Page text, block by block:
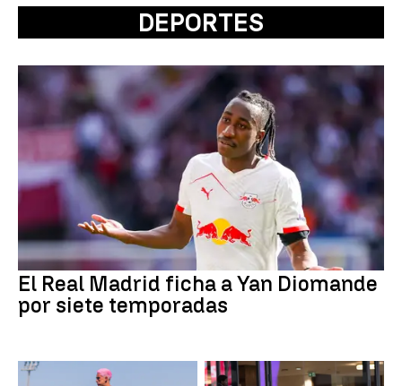
DEPORTES
El Real Madrid ficha a Yan Diomande
por siete temporadas